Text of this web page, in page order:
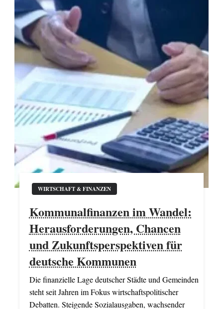
WIRTSCHAFT & FINANZEN
Kommunalfinanzen im Wandel:
Herausforderungen, Chancen
und Zukunftsperspektiven für
deutsche Kommunen
Die finanzielle Lage deutscher Städte und Gemeinden
steht seit Jahren im Fokus wirtschaftspolitischer
Debatten. Steigende Sozialausgaben, wachsender